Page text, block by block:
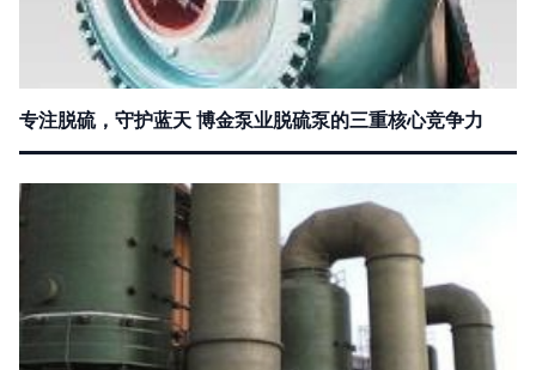
专注脱硫，守护蓝天 博金泵业脱硫泵的三重核心竞争力